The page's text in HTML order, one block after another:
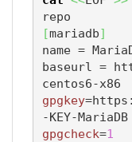
[mariadb]
name =
baseurl =
gpgkey=https:
-KEY-MariaDB
gpgcheck=1